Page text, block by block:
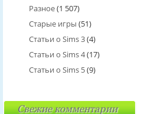
Разное(1 507)
Старые игры (51)
Статьи о Sims 3(4)
Статьи о Sims 4(17)
Статьи о Sims 5(9)
Свежие комментарии